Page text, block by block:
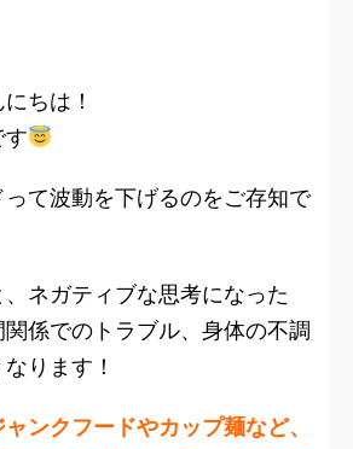
ちは！
す
って波動を下げるのをご存知で
ネガティブな思考になった
関係でのトラブル、身体の不調
ります！
ンクフードやカップ麺など、